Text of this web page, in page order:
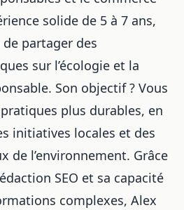
solide de 5 à 7 ans,
partager des
sur l’écologie et la
Son objectif ? Vous
plus durables, en
initiatives locales et des
de l’environnement. Grâce
SEO et sa capacité
complexes, Alex